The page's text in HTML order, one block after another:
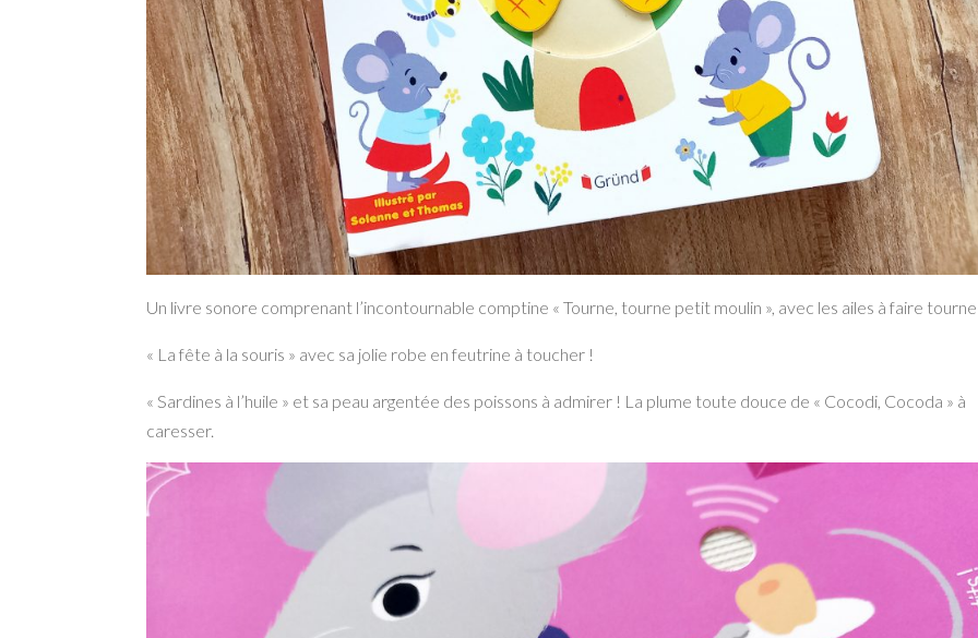
Un livre sonore comprenant l’incontournable comptine « Tourne, tourne petit moulin », avec les ailes à faire
« La fête à la souris » avec sa jolie robe en feutrine à toucher !
« Sardines à l’huile » et sa peau argentée des poissons à admirer ! La plume toute douce de « Cocodi, Cocoda » à
caresser.